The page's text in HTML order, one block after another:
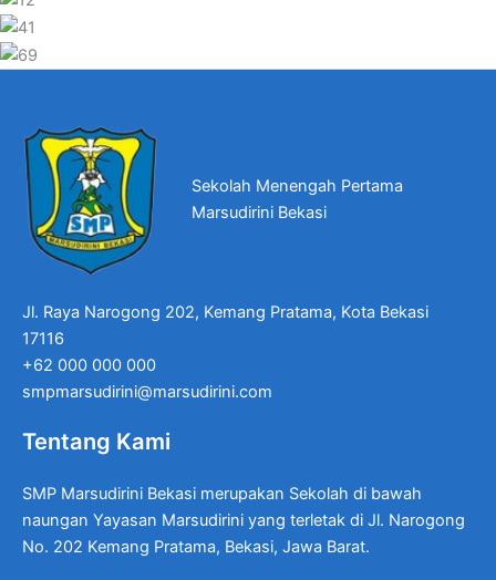
Sekolah Menengah Pertama
Marsudirini Bekasi
Jl. Raya Narogong 202, Kemang Pratama, Kota Bekasi
17116
+62 000 000 000
smpmarsudirini@marsudirini.com
Tentang Kami
SMP Marsudirini Bekasi merupakan Sekolah di bawah
naungan Yayasan Marsudirini yang terletak di Jl. Narogong
No. 202 Kemang Pratama, Bekasi, Jawa Barat.